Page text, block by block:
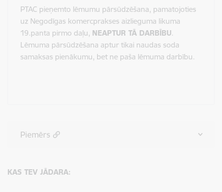
PTAC pieņemto lēmumu pārsūdzēšana, pamatojoties
uz Negodīgas komercprakses aizlieguma likuma
19.panta pirmo daļu, NEAPTUR TĀ DARBĪBU.
Lēmuma pārsūdzēšana aptur tikai naudas soda
samaksas pienākumu, bet ne paša lēmuma darbību.
Piemērs
KAS TEV JĀDARA: